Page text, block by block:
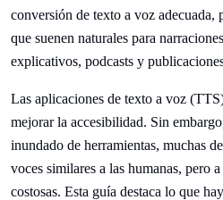
conversión de texto a voz adecuada,
que suenen naturales para
explicativos, podcasts y
Las aplicaciones de texto a voz
mejorar la accesibilidad. Sin
inundado de herramientas, muchas
voces similares a las humanas, pero
costosas. Esta guía destaca lo que